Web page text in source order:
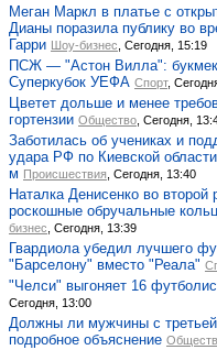
Меган Маркл в платье с
Дианы поразила публику во
Гарри Шоу-бизнес , Сегодня, 15:19
ПСЖ — "Астон Вилла":
Суперкубок УЕФА Спорт,
Цветет дольше и менее
гортензии Общество , Сегодня,
Заботилась об учениках и
удара РФ по Киевской
м Происшествия , Сегодня, 13:40
Наталка Денисенко во
роскошные обручальные
бизнес , Сегодня, 13:39
Гвардиола убедил лучшего
"Барселону" вместо "Реала"
"Челси" выгоняет 16
Сегодня, 13:00
Должны ли мужчины с
подробное объяснение